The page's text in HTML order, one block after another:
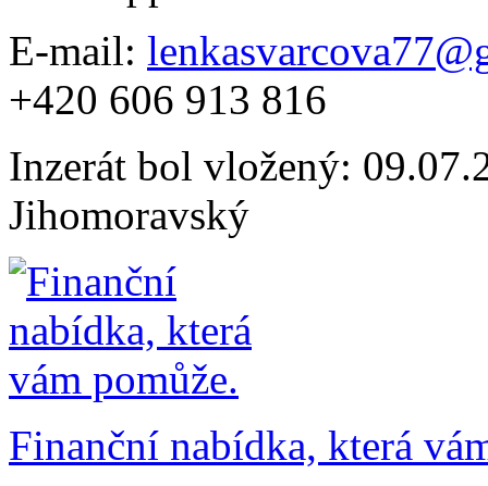
E-mail:
+420 606 913 816
Inzerát bol vložený:
Jihomoravský
Finanční nabídka, která